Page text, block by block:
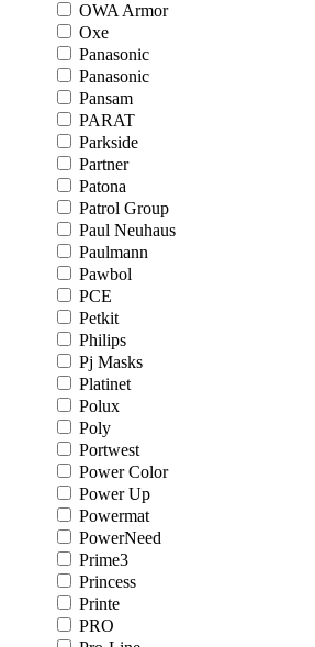
OWA Armor
Oxe
Panasonic
Panasonic
Pansam
PARAT
Parkside
Partner
Patona
Patrol Group
Paul Neuhaus
Paulmann
Pawbol
PCE
Petkit
Philips
Pj Masks
Platinet
Polux
Poly
Portwest
Power Color
Power Up
Powermat
PowerNeed
Prime3
Princess
Printe
PRO